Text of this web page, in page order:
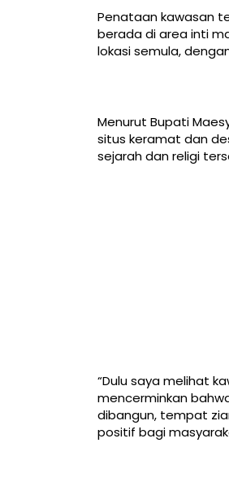
Penataan kawasan
berada di area inti
lokasi semula,
Menurut Bupati
situs keramat dan
sejarah dan religi
“Dulu saya melihat
mencerminkan
dibangun, tempat
positif bagi